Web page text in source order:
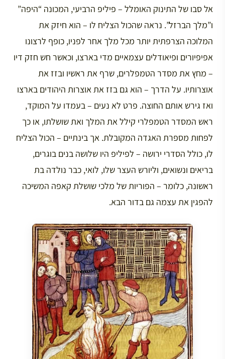
אל סבו של התינוק האומלל – פיליפ הרביעי, המכונה “היפה”
ו”מלך הברזל”. נראה שהכול הצליח לו – הוא חיזק את
המלוכה הצרפתית יותר מכל מלך אחר לפניו, כופף לרצונו
אפיפיורים ופיאודלים עצמאיים מדי בארצו, וכאשר חש חזק דיו
– מחץ את מסדר הטמפלרים, שרף את ראשיו ובזז את
אוצרותיו. על הדרך – הוא גם בזז את אוצרות היהודים בארצו
ואז גירש אותם החוצה. פרט לא נעים – בעמדו על המוקד,
ראש המסדר הטמפלרי קילל את המלך ואת שושלתו, או כך
לפחות מספרת האגדה המקובלת. אך בינתיים – הכול הצליח
לו, כולל הסדרי ירושה – לפיליפ היו שלושה בנים בוגרים,
בריאים ונשואים, וליורש העצר שלו, לואי, כבר נולדה בת
ראשונה, כלומר – הפוריות של מלכי שושלת קאפה המשיכה
להפגין את עצמה גם בדור הבא.